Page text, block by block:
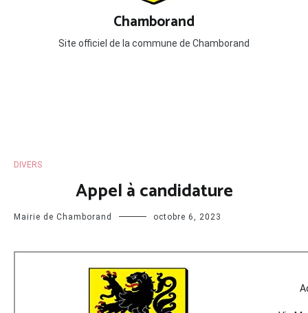
Chamborand
Site officiel de la commune de Chamborand
DIVERS
Appel à candidature
Mairie de Chamborand octobre 6, 2023